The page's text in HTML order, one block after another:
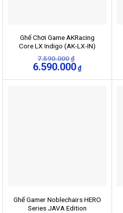
Ghế Chơi Game AKRacing
Core LX Indigo (AK-LX-IN)
7.590.000 ₫
Giá
gốc
là:
6.590.000 ₫Giá
tại
Ghế Gamer Noblechairs HERO
Series JAVA Edition